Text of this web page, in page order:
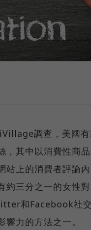
調查，美國
，其中以消費性商
站上的消費者評論
約三分之一的女性
和Facebook社
力的方法之一。